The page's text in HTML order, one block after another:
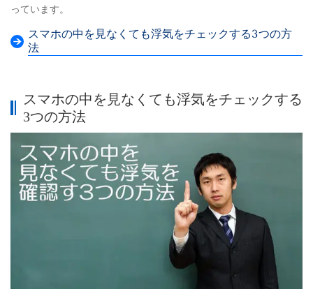
っています。
スマホの中を見なくても浮気をチェックする3つの方
法
スマホの中を見なくても浮気をチェックする
3つの方法